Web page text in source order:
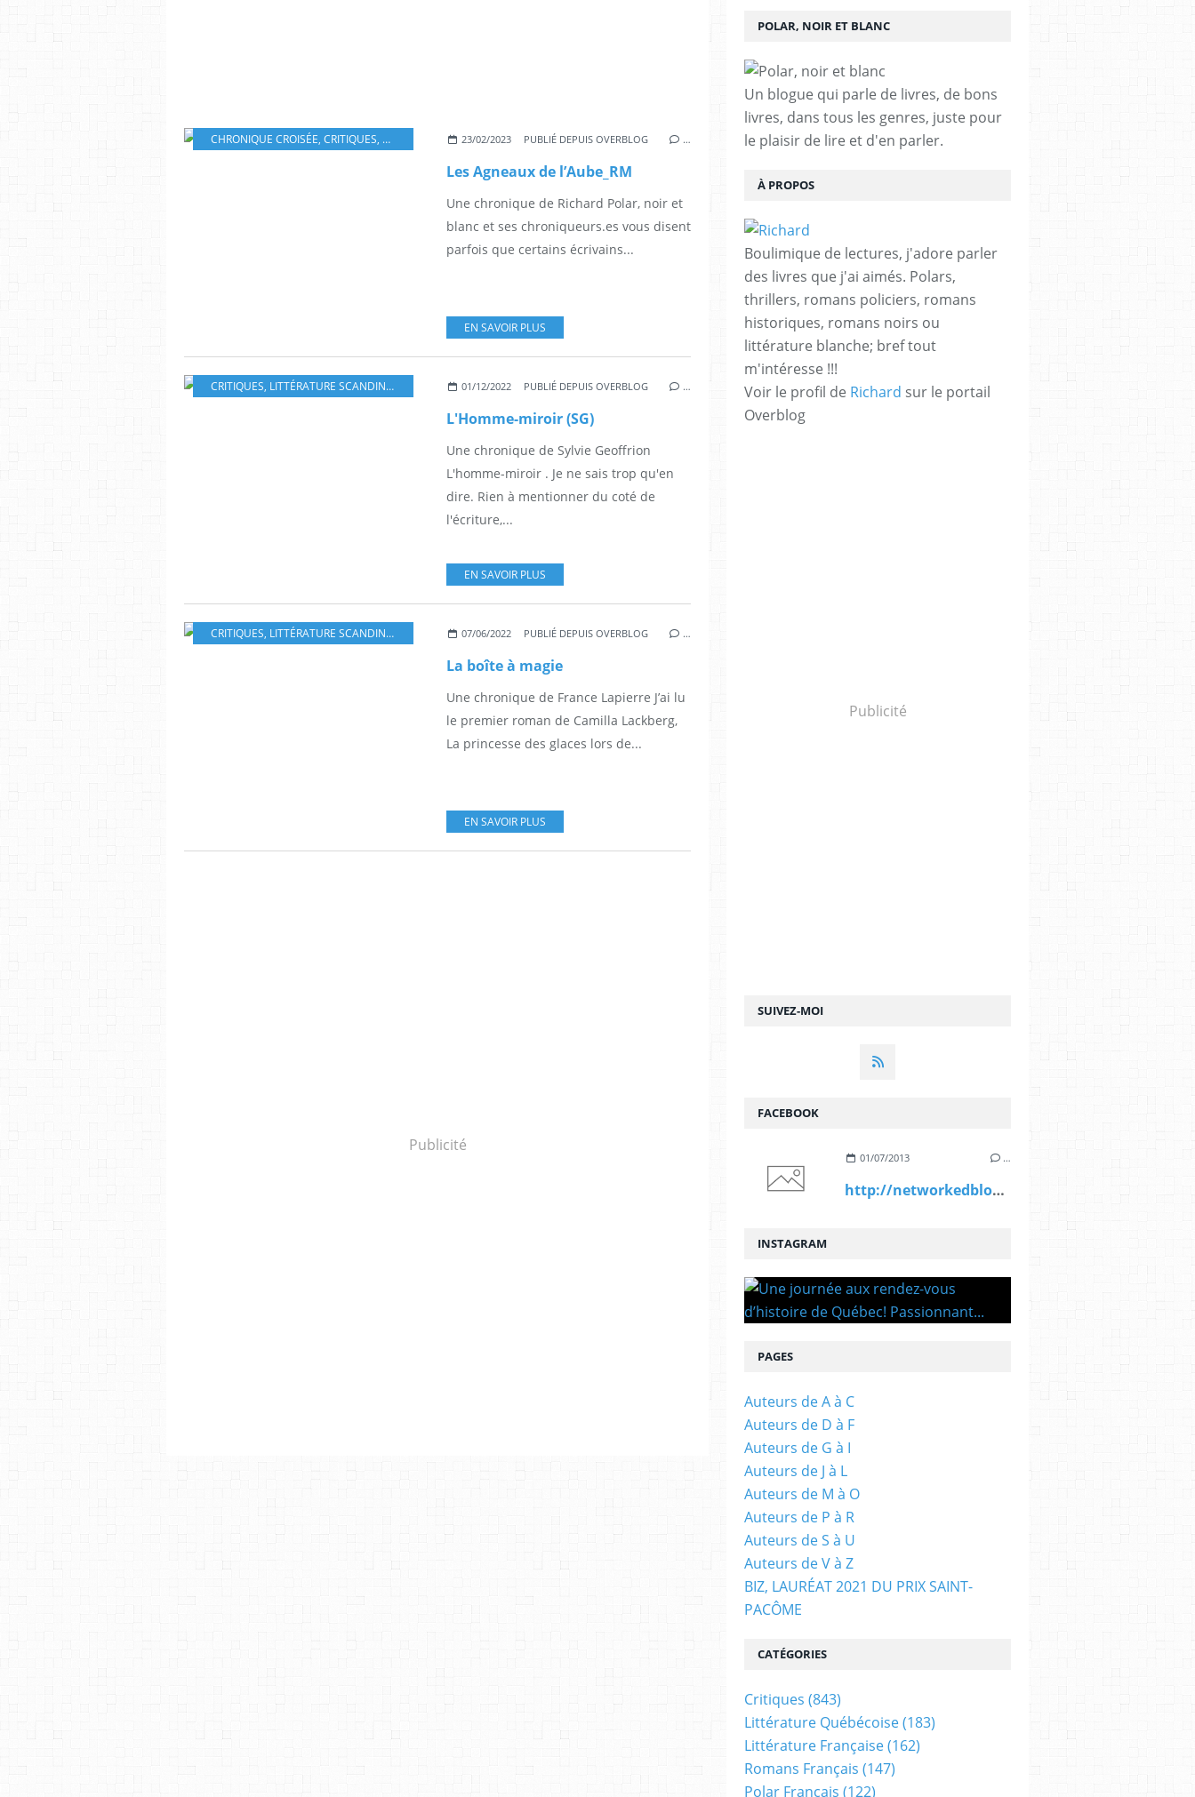
CHRONIQUE CROISÉE, CRITIQUES, LITTÉRATURE QUÉBÉCOISE POLAR QUÉBÉCOIS,ROMAN QUÉBÉCOIS ROMANS NOIRS,ROMANS SUÉDOIS
23/02/2023 PUBLIÉ DEPUIS OVERBLOG …
Les Agneaux de l’Aube_RM
Une chronique de Richard Polar, noir et
blanc et ses chroniqueurs.es vous disent
parfois que certains écrivains...
EN SAVOIR PLUS
CRITIQUES, LITTÉRATURE SCANDINAVE POLARS SUÉDOIS,ROMAN SCANDINAVE,ROMANS SUÉDOIS
01/12/2022 PUBLIÉ DEPUIS OVERBLOG …
L'Homme-miroir (SG)
Une chronique de Sylvie Geoffrion
L'homme-miroir . Je ne sais trop qu'en
dire. Rien à mentionner du coté de
l'écriture,...
EN SAVOIR PLUS
CRITIQUES, LITTÉRATURE SCANDINAVE POLARS SUÉDOIS,ROMANS SUÉDOIS
07/06/2022 PUBLIÉ DEPUIS OVERBLOG …
La boîte à magie
Une chronique de France Lapierre J’ai lu
le premier roman de Camilla Lackberg,
La princesse des glaces lors de...
EN SAVOIR PLUS
Publicité
SUIVEZ-MOI
POLAR, NOIR ET BLANC
Un blogue qui parle de livres, de bons
livres, dans tous les genres, juste pour
le plaisir de lire et d'en parler.
À PROPOS
Boulimique de lectures, j'adore parler
des livres que j'ai aimés. Polars,
thrillers, romans policiers, romans
historiques, romans noirs ou
littérature blanche; bref tout
m'intéresse !!!
Voir le profil de Richard sur le portail
Overblog
Publicité
FACEBOOK
01/07/2013 …
http://networkedblogs.com/Mri4d
INSTAGRAM
PAGES
Auteurs de A à C
Auteurs de D à F
Auteurs de G à I
Auteurs de J à L
Auteurs de M à O
Auteurs de P à R
Auteurs de S à U
Auteurs de V à Z
BIZ, LAURÉAT 2021 DU PRIX SAINT-
PACÔME
CATÉGORIES
Critiques (843)
Littérature Québécoise(183)
Littérature Française(162)
Romans Français (147)
Polar Français (122)